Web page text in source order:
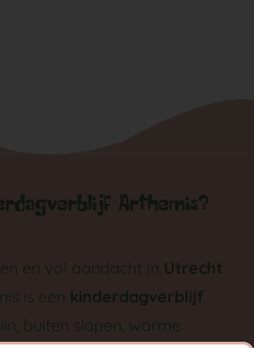
Arthemis?
en vol aandacht in Utrecht
is een kinderdagverblijf
buiten slapen, warme